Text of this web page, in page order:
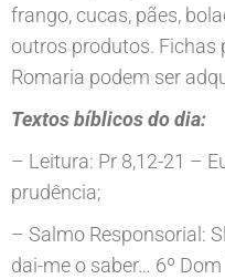
frango, cucas, pães,
outros produtos. Fichas
Romaria podem ser
Textos bíblicos do dia:
– Leitura: Pr 8,12-21 –
prudência;
– Salmo Responsorial:
dai-me o saber… 6º Dom